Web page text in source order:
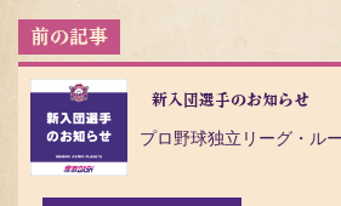
投
稿
ナ
新入団選手のお知らせ